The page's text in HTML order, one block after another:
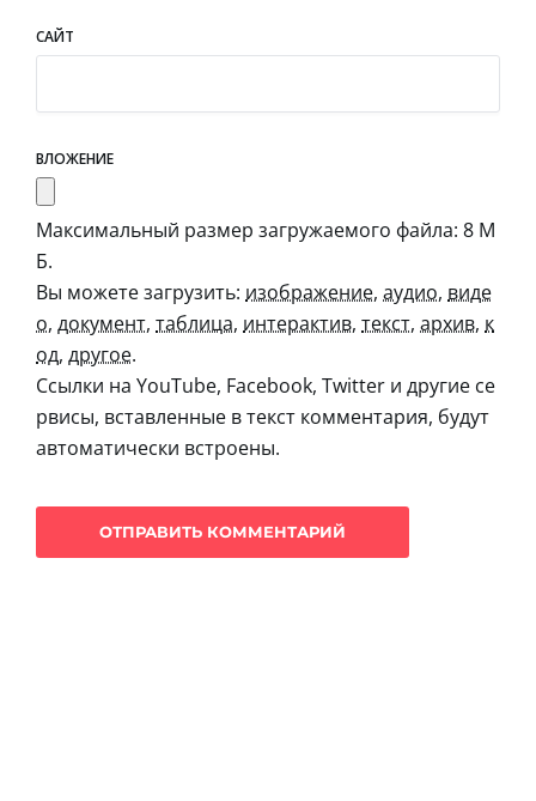
САЙТ
ВЛОЖЕНИЕ
Максимальный размер загружаемого файла: 8 М
Б.
Вы можете загрузить: изображение, аудио, виде
о, документ, таблица, интерактив, текст, архив, к
од, другое.
Ссылки на YouTube, Facebook, Twitter и другие се
рвисы, вставленные в текст комментария, будут
автоматически встроены.